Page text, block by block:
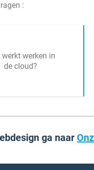
:
werkt werken in
de cloud?
ga naar